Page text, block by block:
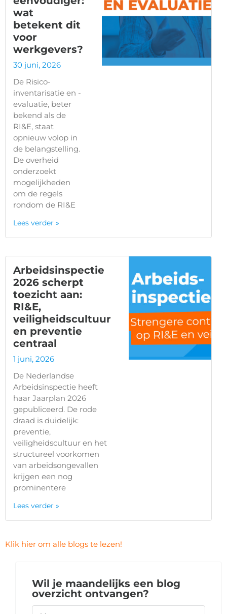
wat
betekent dit
voor
werkgevers?
30 juni, 2026
De Risico-
inventarisatie en -
evaluatie, beter
bekend als de
RI&E, staat
opnieuw volop in
de belangstelling.
De overheid
onderzoekt
mogelijkheden
om de regels
rondom de RI&E
Lees verder »
Arbeidsinspectie
2026 scherpt
toezicht aan:
RI&E,
veiligheidscultuur
en preventie
centraal
1 juni, 2026
De Nederlandse
Arbeidsinspectie heeft
haar Jaarplan 2026
gepubliceerd. De rode
draad is duidelijk:
preventie,
veiligheidscultuur en het
structureel voorkomen
van arbeidsongevallen
krijgen een nog
prominentere
Lees verder »
Klik hier om alle blogs te lezen!
Wil je maandelijks een blog
overzicht ontvangen?